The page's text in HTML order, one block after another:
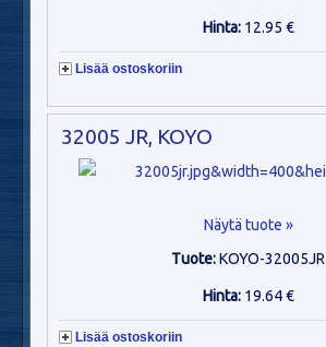
Hinta: 12.95 €
Lisää ostoskoriin
32005 JR, KOYO
Näytä tuote »
Tuote:KOYO-32005JR
Hinta: 19.64 €
Lisää ostoskoriin